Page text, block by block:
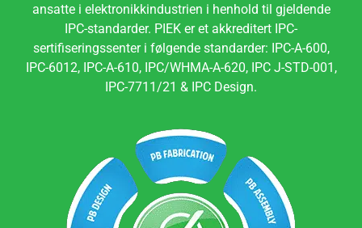
ansatte i elektronikkindustrien i henhold til gjeldende
IPC-standarder. PIEK er et akkreditert IPC-
sertifiseringssenter i følgende standarder: IPC-A-600,
IPC-6012, IPC-A-610, IPC/WHMA-A-620, IPC J-STD-001,
IPC-7711/21 & IPC Design.